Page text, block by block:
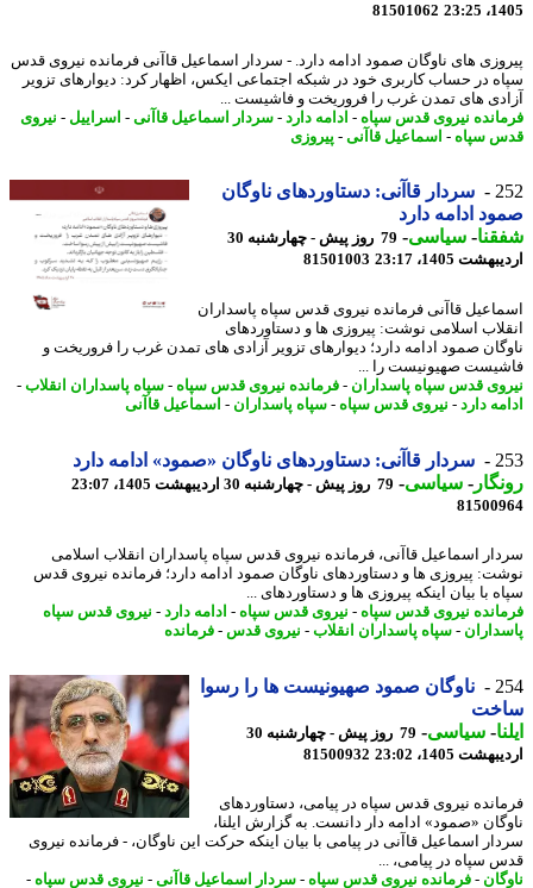
81501062
های ناوگان صمود ادامه دارد. - سردار اسماعیل قاآنی فرمانده نیروی قدس
در حساب کاربری خود در شبکه اجتماعی ایکس، اظهار کرد: دیوارهای تزویر
های تمدن غرب را فروریخت و فاشیست ...
نیروی قدس سپاه-ادامه دارد - سردار اسماعیل قاآنی- اسراییل -نیروی
سپاه-اسماعیل قاآنی- پیروزی
سردار قاآنی: دستاوردهای ناوگان
ادامه دارد
-سیاسی-
79 روز پیش - چهارشنبه 30
1405، 23:17
81501003
قاآنی فرمانده نیروی قدس سپاه پاسداران
اسلامی نوشت: پیروزی ها و دستاوردهای
صمود ادامه دارد؛ دیوارهای تزویر آزادی های تمدن غرب را فروریخت و
صهیونیست را ...
قدس سپاه پاسداران - فرمانده نیروی قدس سپاه-سپاه پاسداران انقلاب-
دارد - نیروی قدس سپاه-سپاه پاسداران - اسماعیل قاآنی
سردار قاآنی: دستاوردهای ناوگان «صمود» ادامه دارد
-سیاسی-79 روز پیش - چهارشنبه 30 اردیبهشت 1405، 23:07
اسماعیل قاآنی، فرمانده نیروی قدس سپاه پاسداران انقلاب اسلامی
پیروزی ها و دستاوردهای ناوگان صمود ادامه دارد؛ فرمانده نیروی قدس
با بیان اینکه پیروزی ها و دستاوردهای ...
نیروی قدس سپاه-نیروی قدس سپاه-ادامه دارد - نیروی قدس سپاه
- سپاه پاسداران انقلاب-نیروی قدس-فرمانده
ناوگان صمود صهیونیست ها را رسوا
-سیاسی-
79 روز پیش - چهارشنبه 30
1405، 23:02
81500932
نیروی قدس سپاه در پیامی، دستاوردهای
«صمود» ادامه دار دانست. به گزارش ایلنا،
اسماعیل قاآنی در پیامی با بیان اینکه حرکت این ناوگان، - فرمانده نیروی
سپاه در پیامی، ...
-فرمانده نیروی قدس سپاه-سردار اسماعیل قاآنی- نیروی قدس سپاه-